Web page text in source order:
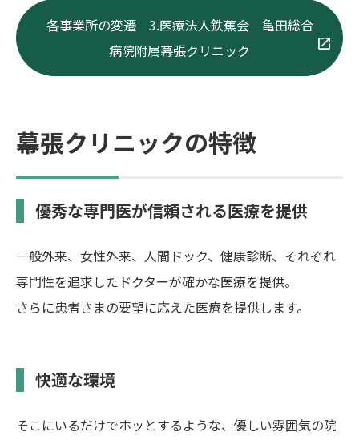
各事業所の変遷 3.医療法人鉄蕉会 亀田総合
病院附属幕張クリニック
幕張クリニックの特徴
優秀な専門医が信頼される医療を提供
一般外来、女性外来、人間ドック、健康診断、それぞれ
専門性を追求したドクターが確かな医療を提供。
さらに患者さまの要望に応えた医療を提供します。
快適な環境
そこにいるだけでホッとするような、優しい雰囲気の院